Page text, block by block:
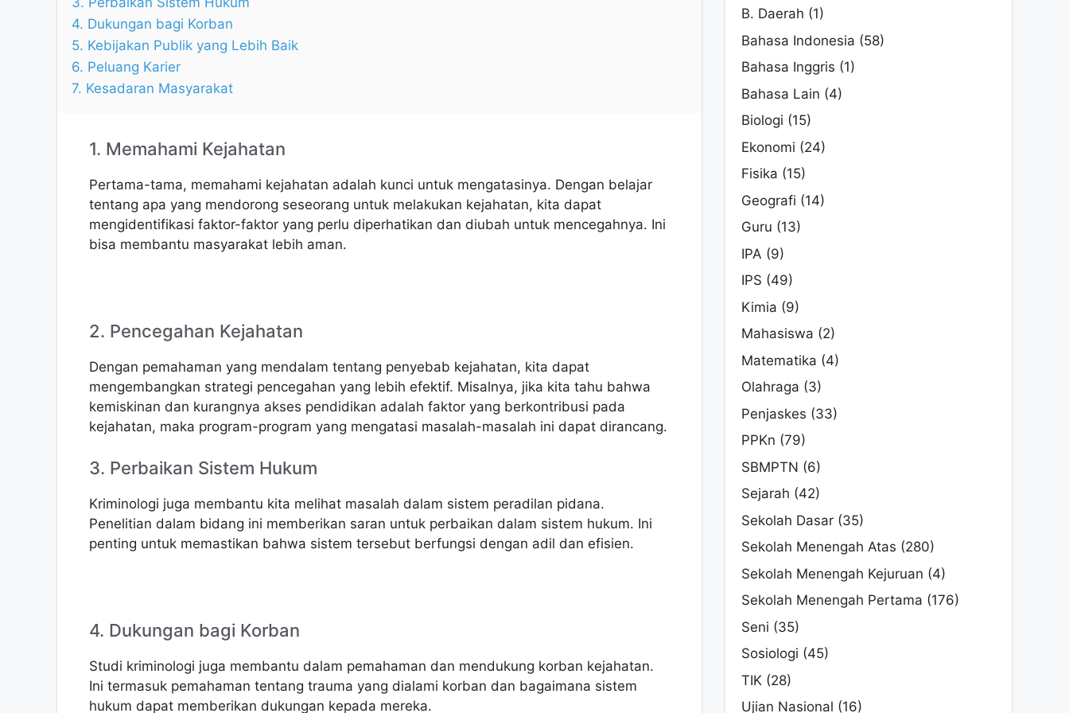
4. Dukungan bagi Korban
5. Kebijakan Publik yang Lebih Baik
6. Peluang Karier
7. Kesadaran Masyarakat
1. Memahami Kejahatan
Pertama-tama, memahami kejahatan adalah kunci untuk mengatasinya. Dengan belajar
tentang apa yang mendorong seseorang untuk melakukan kejahatan, kita dapat
mengidentifikasi faktor-faktor yang perlu diperhatikan dan diubah untuk mencegahnya. Ini
bisa membantu masyarakat lebih aman.
2. Pencegahan Kejahatan
Dengan pemahaman yang mendalam tentang penyebab kejahatan, kita dapat
mengembangkan strategi pencegahan yang lebih efektif. Misalnya, jika kita tahu bahwa
kemiskinan dan kurangnya akses pendidikan adalah faktor yang berkontribusi pada
kejahatan, maka program-program yang mengatasi masalah-masalah ini dapat dirancang.
3. Perbaikan Sistem Hukum
Kriminologi juga membantu kita melihat masalah dalam sistem peradilan pidana.
Penelitian dalam bidang ini memberikan saran untuk perbaikan dalam sistem hukum. Ini
penting untuk memastikan bahwa sistem tersebut berfungsi dengan adil dan efisien.
4. Dukungan bagi Korban
Studi kriminologi juga membantu dalam pemahaman dan mendukung korban kejahatan.
Ini termasuk pemahaman tentang trauma yang dialami korban dan bagaimana sistem
hukum dapat memberikan dukungan kepada mereka.
B. Daerah (1)
Bahasa Indonesia (58)
Bahasa Inggris (1)
Bahasa Lain (4)
Biologi (15)
Ekonomi (24)
Fisika (15)
Geografi (14)
Guru (13)
IPA (9)
IPS (49)
Kimia (9)
Mahasiswa (2)
Matematika (4)
Olahraga (3)
Penjaskes (33)
PPKn (79)
SBMPTN (6)
Sejarah (42)
Sekolah Dasar (35)
Sekolah Menengah Atas (280)
Sekolah Menengah Kejuruan (4)
Sekolah Menengah Pertama (176)
Seni (35)
Sosiologi (45)
TIK (28)
Ujian Nasional (16)